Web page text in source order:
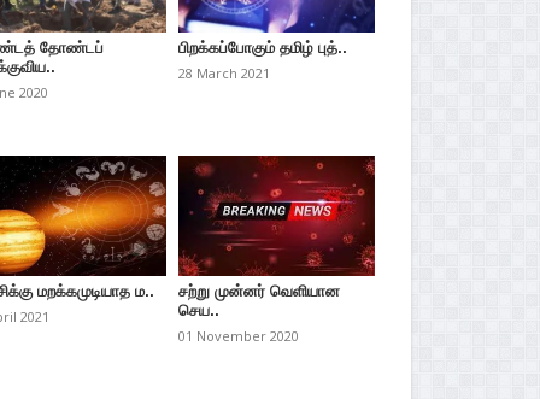
தோண்டப்
2020
பிறக்கப்போகும் தமிழ் புத்..
28 March 2021
மறக்கமுடியாத ம..
2021
சற்று முன்னர் வெளியான
செய..
01 November 2020